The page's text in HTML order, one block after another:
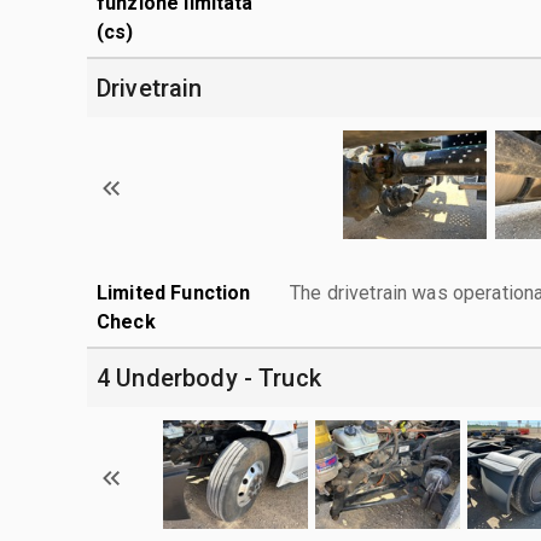
(cs)
Drivetrain
Limited Function
Check
The drivetrain was
4 Underbody - Truck